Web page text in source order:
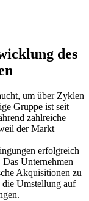
des
um über Zyklen
Gruppe ist seit
zahlreiche
der Markt
erfolgreich
Unternehmen
Akquisitionen zu
die Umstellung auf